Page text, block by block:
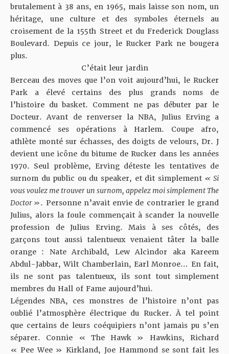
brutalement à 38 ans, en 1965, mais laisse son nom, un
héritage, une culture et des symboles éternels au
croisement de la 155th Street et du Frederick Douglass
Boulevard. Depuis ce jour, le Rucker Park ne bougera
plus.
C’était leur jardin
Berceau des moves que l’on voit aujourd’hui, le Rucker
Park a élevé certains des plus grands noms de
l’histoire du basket. Comment ne pas débuter par le
Docteur. Avant de renverser la NBA, Julius Erving a
commencé ses opérations à Harlem. Coupe afro,
athlète monté sur échasses, des doigts de velours, Dr. J
devient une icône du bitume de Rucker dans les années
1970. Seul problème, Erving déteste les tentatives de
surnom du public ou du speaker, et dit simplement « Si
vous voulez me trouver un surnom, appelez moi simplement The
Doctor ». Personne n’avait envie de contrarier le grand
Julius, alors la foule commençait à scander la nouvelle
profession de Julius Erving. Mais à ses côtés, des
garçons tout aussi talentueux venaient tâter la balle
orange : Nate Archibald, Lew Alcindor aka Kareem
Abdul-Jabbar, Wilt Chamberlain, Earl Monroe… En fait,
ils ne sont pas talentueux, ils sont tout simplement
membres du Hall of Fame aujourd’hui.
Légendes NBA, ces monstres de l’histoire n’ont pas
oublié l’atmosphère électrique du Rucker. À tel point
que certains de leurs coéquipiers n’ont jamais pu s’en
séparer. Connie « The Hawk » Hawkins, Richard
« Pee Wee » Kirkland, Joe Hammond se sont fait les